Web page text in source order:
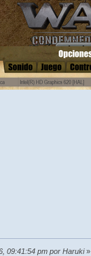
09:41:54 pm por Haruki»